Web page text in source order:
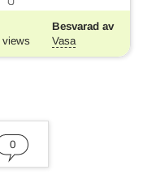
views
Besvarad av
Vasa
0